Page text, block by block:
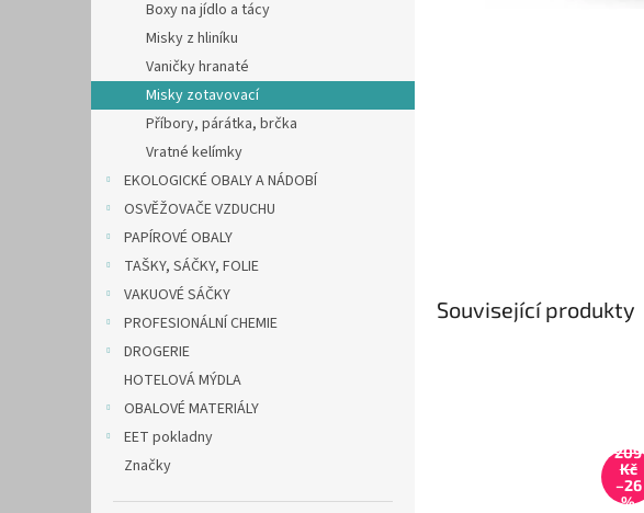
Boxy na jídlo a tácy
Misky z hliníku
Vaničky hranaté
Misky zotavovací
Příbory, párátka, brčka
Vratné kelímky
EKOLOGICKÉ OBALY A NÁDOBÍ
OSVĚŽOVAČE VZDUCHU
PAPÍROVÉ OBALY
TAŠKY, SÁČKY, FOLIE
VAKUOVÉ SÁČKY
PROFESIONÁLNÍ CHEMIE
DROGERIE
HOTELOVÁ MÝDLA
OBALOVÉ MATERIÁLY
EET pokladny
Značky
Související produkty
209
Kč
–26
%